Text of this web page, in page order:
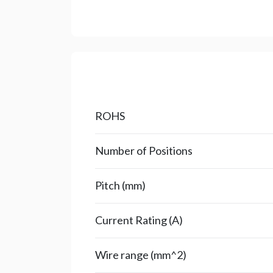
ROHS
Number of Positions
Pitch (mm)
Current Rating (A)
Wire range (mm^2)